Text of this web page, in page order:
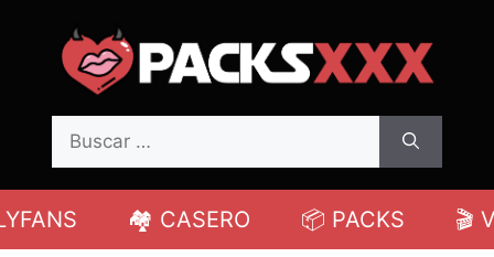
🏘️ CASERO 📦 PACKS 🎬